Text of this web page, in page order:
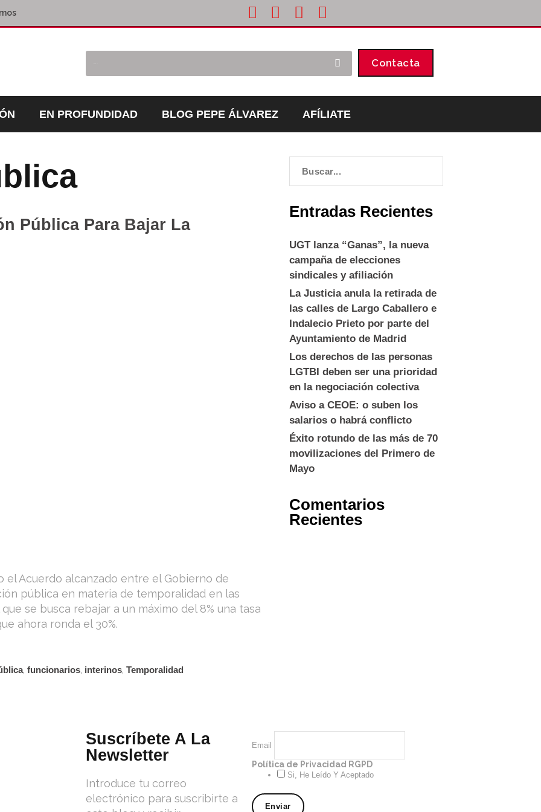
Contacta
EN PROFUNDIDAD BLOG PEPE ÁLVAREZ AFÍLIATE
Pública Para Bajar La
el Acuerdo alcanzado entre el Gobierno de
pública en materia de temporalidad en las
se busca rebajar a un máximo del 8% una tasa
ahora ronda el 30%.
,funcionarios, interinos,Temporalidad
Entradas Recientes
UGT lanza “Ganas”, la nueva
campaña de elecciones
sindicales y afiliación
La Justicia anula la retirada de
las calles de Largo Caballero e
Indalecio Prieto por parte del
Ayuntamiento de Madrid
Los derechos de las personas
LGTBI deben ser una prioridad
en la negociación colectiva
Aviso a CEOE: o suben los
salarios o habrá conflicto
Éxito rotundo de las más de 70
movilizaciones del Primero de
Mayo
Comentarios
Recientes
Suscríbete A La
Newsletter
Introduce tu correo
electrónico para suscribirte a
Email
Política de Privacidad RGPD
Si, He Leído Y Aceptado